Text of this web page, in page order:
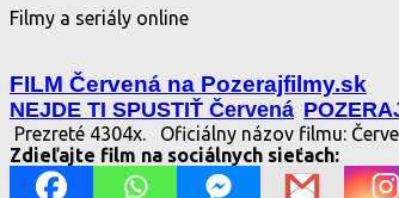
Filmy a seriály online
FILM Červená na Pozerajfilmy.sk
NEJDE TI SPUSTIŤ Červená
Prezreté 4304x. Oficiálny názov filmu:
Zdieľajte film na sociálnych sieťach: